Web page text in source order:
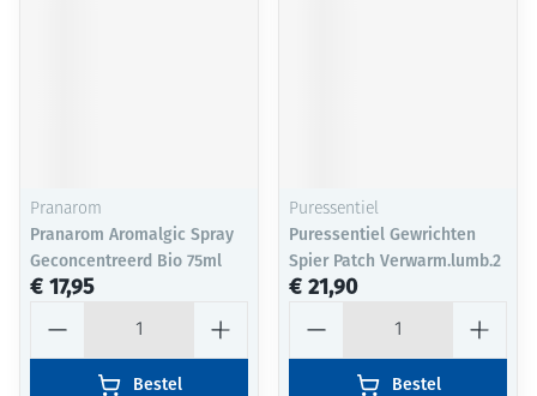
Pranarom
Pranarom Aromalgic Spray
Geconcentreerd Bio 75ml
€ 17,95
Bestel
Puressentiel
Puressentiel Gewrichten
Spier Patch Verwarm.lumb.2
€ 21,90
Bestel